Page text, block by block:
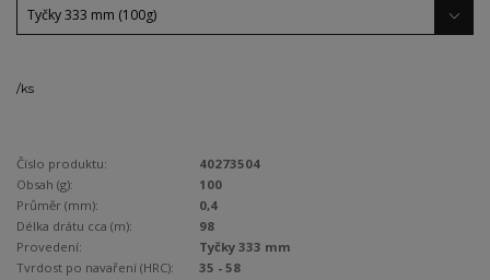
/ks
Číslo produktu:
40273504
Obsah (g):
100
Průměr (mm):
0,4
Délka drátu cca (m):
98
Provedení:
Tyčky 333 mm
Tvrdost po navaření (HRC):
35 - 58